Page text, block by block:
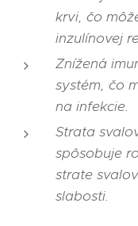
krvi, čo
inzulínovej
Znížená
systém, čo
na infekcie.
Strata
spôsobuje
strate
slabosti.